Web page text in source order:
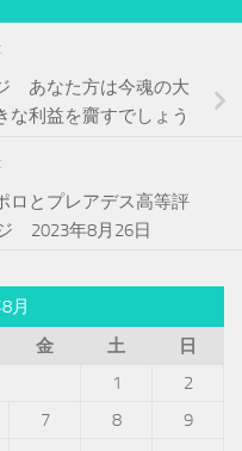
あなた方は今魂の大
な利益を齎すでしょう
ロとプレアデス高等評
2023年8月26日
月
金 土
日
1
2
7 8
9